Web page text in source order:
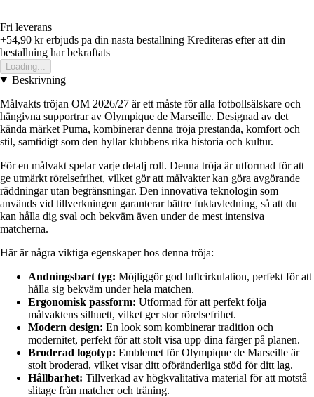
Fri leverans
+54,90 krerbjuds pa din nasta bestallning Krediteras efter att din
bestallning har bekraftats
Loading...
Beskrivning
Målvakts tröjan OM 2026/27 är ett måste för alla fotbollsälskare och
hängivna supportrar av Olympique de Marseille. Designad av det
kända märket Puma, kombinerar denna tröja prestanda, komfort och
stil, samtidigt som den hyllar klubbens rika historia och kultur.
För en målvakt spelar varje detalj roll. Denna tröja är utformad för att
ge utmärkt rörelsefrihet, vilket gör att målvakter kan göra avgörande
räddningar utan begränsningar. Den innovativa teknologin som
används vid tillverkningen garanterar bättre fuktavledning, så att du
kan hålla dig sval och bekväm även under de mest intensiva
matcherna.
Här är några viktiga egenskaper hos denna tröja:
Andningsbart tyg: Möjliggör god luftcirkulation, perfekt för att
hålla sig bekväm under hela matchen.
Ergonomisk passform: Utformad för att perfekt följa
målvaktens silhuett, vilket ger stor rörelsefrihet.
Modern design: En look som kombinerar tradition och
modernitet, perfekt för att stolt visa upp dina färger på planen.
Broderad logotyp: Emblemet för Olympique de Marseille är
stolt broderad, vilket visar ditt oföränderliga stöd för ditt lag.
Hållbarhet: Tillverkad av högkvalitativa material för att motstå
slitage från matcher och träning.